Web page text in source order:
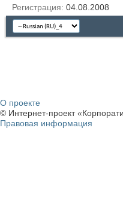
Регистрация 04.08.2008
О проекте
© Интернет-проект
Правовая информация